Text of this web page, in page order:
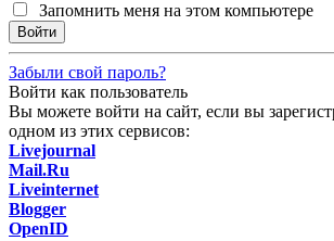
Запомнить меня на этом компьютере
Забыли свой пароль?
Войти как пользователь
Вы можете войти на сайт, если вы
одном из этих сервисов:
Livejournal
Mail.Ru
Liveinternet
Blogger
OpenID